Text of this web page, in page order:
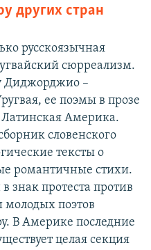
других стран
русскоязычная
сюрреализм.
Диджорджио –
ее поэмы в прозе
Америка.
словенского
тексты о
романтичные стихи.
знак протеста против
поэтов
В Америке последние
целая секция